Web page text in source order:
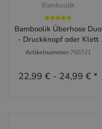
Bamboolik
Bamboolik Überhose Duo
- Druckknopf oder Klett
Artikelnummer:750721
22,99 € - 24,99 €*